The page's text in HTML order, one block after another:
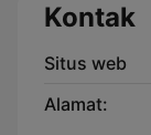
Kontak
Situs web
Alamat: